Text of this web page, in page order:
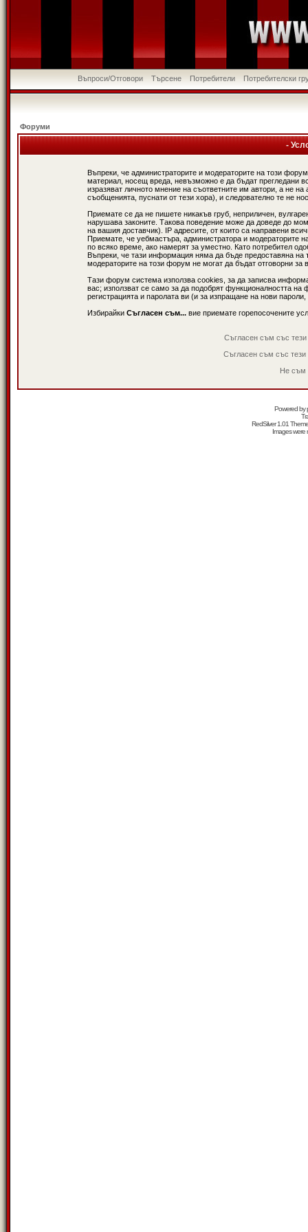
Въпроси/Отговори Търсене Потребители Потребителски
Форуми
-
Въпреки, че администраторите и модераторите на този
материал, носещ вреда, невъзможно е да бъдат прегледани
изразяват личното мнение на съответните им автори, а не
съобщенията, пуснати от тези хора), и следователно те не
Приемате се да не пишете никакъв груб, неприличен,
нарушава законите. Такова поведение може да доведе до
на вашия доставчик). IP адресите, от които са направени
Приемате, че уебмастъра, администратора и модераторите
по всяко време, ако намерят за уместно. Като потребител
Въпреки, че тази информация няма да бъде предоставяна
модераторите на този форум не могат да бъдат отговорни за
Тази форум система използва cookies, за да записва
вас; използват се само за да подобрят функционалността
регистрацията и паролата ви (и за изпращане на нови
Избирайки Съгласен съм... вие приемате горепосочените
Съгласен съм със
Съгласен съм със
Не съм
Powered by
RedSilver 1.01
Images were